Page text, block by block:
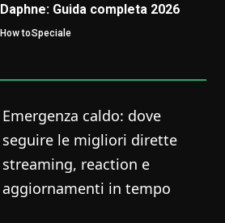
Daphne: Guida completa 2026
How toSpeciale
Emergenza caldo: dove
seguire le migliori dirette
streaming, reaction e
aggiornamenti in tempo